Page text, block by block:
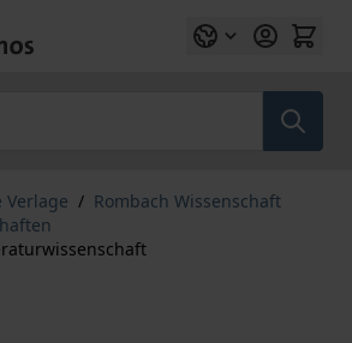
Verlage / Rombach Wissenschaft